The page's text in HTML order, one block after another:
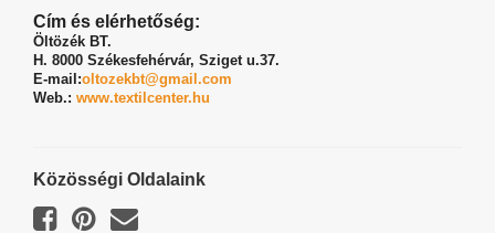
Cím és elérhetőség:
Öltözék BT.
H. 8000 Székesfehérvár, Sziget u.37.
E-mail:oltozekbt@gmail.com
Web.: www.textilcenter.hu
Közösségi Oldalaink